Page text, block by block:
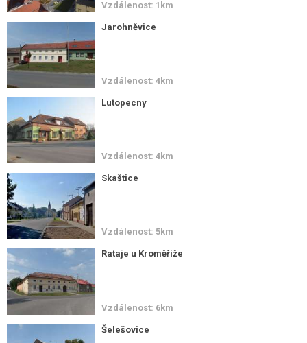
Vzdálenost: 1km
Jarohněvice
Vzdálenost: 4km
Lutopecny
Vzdálenost: 4km
Skaštice
Vzdálenost: 5km
Rataje u Kroměříže
Vzdálenost: 6km
Šelešovice